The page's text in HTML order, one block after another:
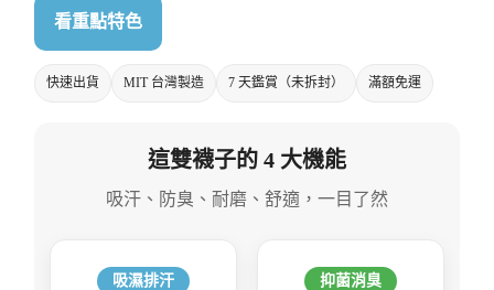
看重點特色
快速出貨 MIT 台灣製造 7 天鑑賞（未拆封） 滿額免運
這雙襪子的 4 大機能
吸汗、防臭、耐磨、舒適，一目了然
吸濕排汗 抑菌消臭